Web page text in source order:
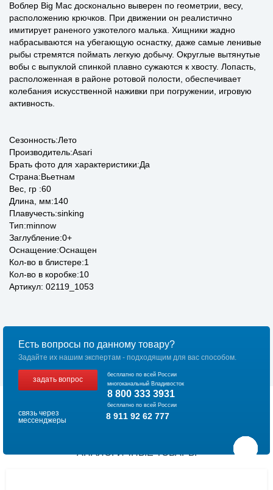
Воблер Big Mac досконально выверен по геометрии, весу,
расположению крючков. При движении он реалистично
имитирует раненого узкотелого малька. Хищники жадно
набрасываются на убегающую оснастку, даже самые ленивые
рыбы стремятся поймать легкую добычу. Округлые вытянутые
вобы с выпуклой спинкой плавно сужаются к хвосту. Лопасть,
расположенная в районе ротовой полости, обеспечивает
колебания искусственной наживки при погружении, игровую
активность.
Сезонность:Лето
Производитель:Asari
Брать фото для характеристики:Да
Страна:Вьетнам
Вес, гр :60
Длина, мм:140
Плавучесть:sinking
Тип:minnow
Заглубление:0+
Оснащение:Оснащен
Кол-во в блистере:1
Кол-во в коробке:10
Артикул: 02119_1053
Есть вопросы по данному товару?
Задайте их нашим экспертам - подходящим для вас способом.
задать вопрос
бесплатно по всей России
многоканальный Владивосток
8 800 333 3931
бесплатно по всей России
связь через
мессенджеры
8 911 92 62 777
АНАЛОГИЧНЫЕ ТОВАРЫ